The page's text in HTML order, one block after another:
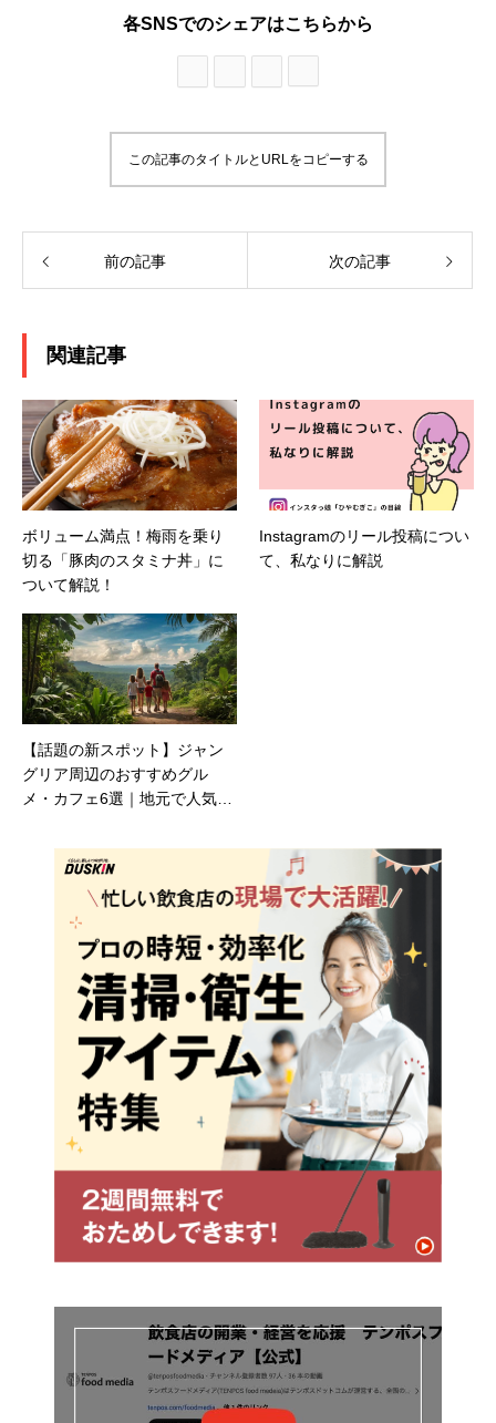
各SNSでのシェアはこちらから
この記事のタイトルとURLをコピーする
前の記事 次の記事
関連記事
ボリューム満点！梅雨を乗り
切る「豚肉のスタミナ丼」に
ついて解説！
Instagramのリール投稿につい
て、私なりに解説￼
【話題の新スポット】ジャン
グリア周辺のおすすめグル
メ・カフェ6選｜地元で人気の